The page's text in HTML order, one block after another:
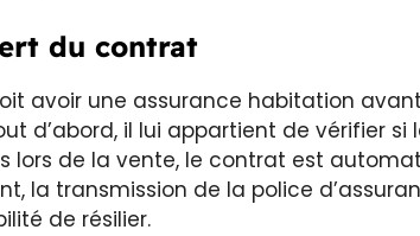
du contrat
avoir une assurance habitation
d’abord, il lui appartient de vérifier
lors de la vente, le contrat est
la transmission de la police
de résilier.